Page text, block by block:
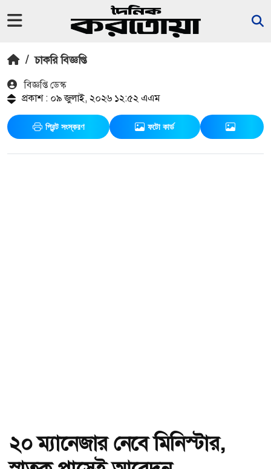
/ চাকরি বিজ্ঞপ্তি
বিজ্ঞপ্তি ডেস্ক
প্রকাশ : ০৯ জুলাই, ২০২৬ ১২:৫২ এএম
প্রিন্ট সংস্করণ ফটো কার্ড
২০ ম্যানেজার নেবে মিনিস্টার,